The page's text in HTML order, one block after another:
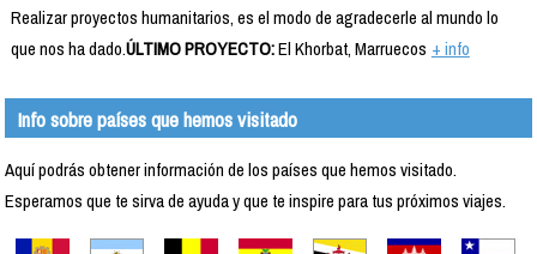
Realizar proyectos humanitarios, es el modo de agradecerle al mundo lo
que nos ha dado.ÚLTIMO PROYECTO:El Khorbat, Marruecos + info
Info sobre países que hemos visitado
Aquí podrás obtener información de los países que hemos visitado.
Esperamos que te sirva de ayuda y que te inspire para tus próximos viajes.